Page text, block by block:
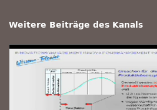
Weitere Beiträge des Kanals